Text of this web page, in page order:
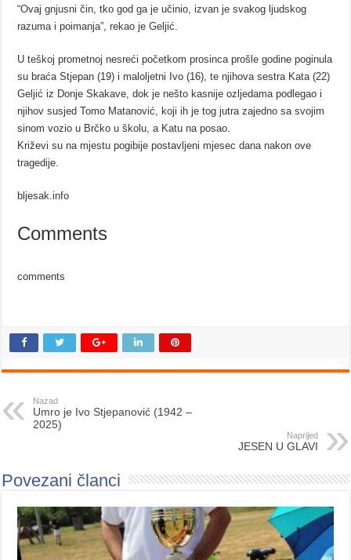
“Ovaj gnjusni čin, tko god ga je učinio, izvan je svakog ljudskog
razuma i poimanja”, rekao je Geljić.
U teškoj prometnoj nesreći početkom prosinca prošle godine poginula
su braća Stjepan (19) i maloljetni Ivo (16), te njihova sestra Kata (22)
Geljić iz Donje Skakave, dok je nešto kasnije ozljedama podlegao i
njihov susjed Tomo Matanović, koji ih je tog jutra zajedno sa svojim
sinom vozio u Brčko u školu, a Katu na posao.
Križevi su na mjestu pogibije postavljeni mjesec dana nakon ove
tragedije.
bljesak.info
Comments
comments
Nazad
Umro je Ivo Stjepanović (1942 –
2025)
Naprijed
JESEN U GLAVI
Povezani članci